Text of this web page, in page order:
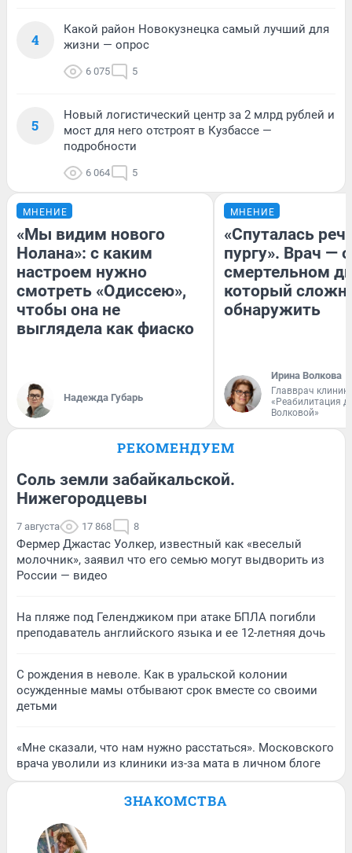
4
Какой район Новокузнецка самый лучший для
жизни — опрос
6 075 5
5
Новый логистический центр за 2 млрд рублей и
мост для него отстроят в Кузбассе —
подробности
6 064 5
МНЕНИЕ
«Мы видим нового
Нолана»: с каким
настроем нужно
смотреть «Одиссею»,
чтобы она не
выглядела как фиаско
Надежда Губарь
МНЕНИЕ
«Спуталась
пургу». Врач — о
смертельном
который
обнаружить
Ирина Волкова
Главврач
«Реабилитация
Волковой»
РЕКОМЕНДУЕМ
Соль земли забайкальской.
Нижегородцевы
7 августа 17 868 8
Фермер Джастас Уолкер, известный как «веселый
молочник», заявил что его семью могут выдворить из
России — видео
На пляже под Геленджиком при атаке БПЛА погибли
преподаватель английского языка и ее 12-летняя дочь
С рождения в неволе. Как в уральской колонии
осужденные мамы отбывают срок вместе со своими
детьми
«Мне сказали, что нам нужно расстаться». Московского
врача уволили из клиники из-за мата в личном блоге
ЗНАКОМСТВА